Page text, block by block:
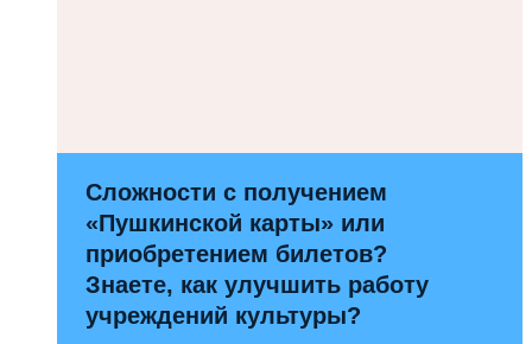
Сложности с получением
«Пушкинской карты» или
приобретением билетов?
Знаете, как улучшить работу
учреждений культуры?